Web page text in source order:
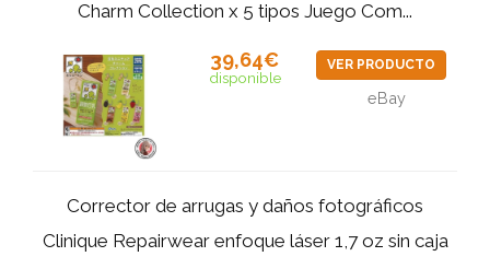
Charm Collection x 5 tipos Juego Com...
39,64€
disponible
VER PRODUCTO
eBay
Corrector de arrugas y daños fotográficos
Clinique Repairwear enfoque láser 1,7 oz sin caja